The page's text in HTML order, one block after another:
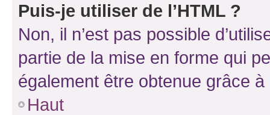
Puis-je utiliser de l’HTML ?
Non, il n’est pas possible
partie de la mise en forme qui
également être obtenue grâce à
Haut